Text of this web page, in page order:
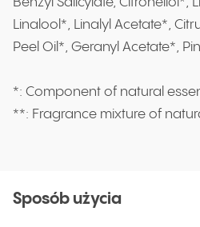
Linalool*, Linalyl Acetate*,
Peel Oil*, Geranyl Acetate*,
*: Component of natural
**: Fragrance mixture of
Sposób użycia